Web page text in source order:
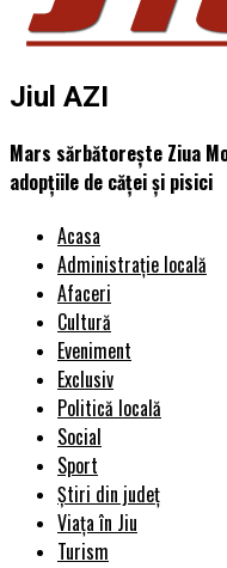
Jiul AZI
Mars sărbătorește Ziua
adopțiile de căței și pisici
Acasa
Administrație locală
Afaceri
Cultură
Eveniment
Exclusiv
Politică locală
Social
Sport
Știri din județ
Viața în Jiu
Turism